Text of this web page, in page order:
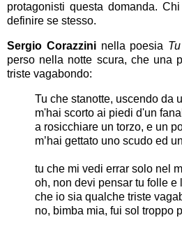
protagonisti questa domanda.
definire se stesso.
Sergio Corazzininella poesia Tu
perso nella notte scura, che una
triste vagabondo:
Tu che stanotte, uscendo da
m'hai scorto ai piedi d'un
a rosicchiare un torzo, e un
m’hai gettato uno scudo ed
tu che mi vedi errar solo nel
oh, non devi pensar tu folle e
che io sia qualche triste
no, bimba mia, fui sol troppo